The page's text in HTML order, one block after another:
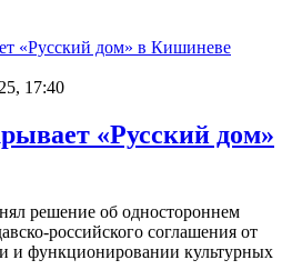
17:40
«Русский дом»
решение об одностороннем
российского соглашения от
и функционировании культурных